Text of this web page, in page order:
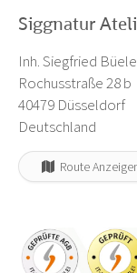
Siggnatur
Inh. Siegfried
Rochusstraße 28 b
40479 Düsseldorf
Deutschland
Route